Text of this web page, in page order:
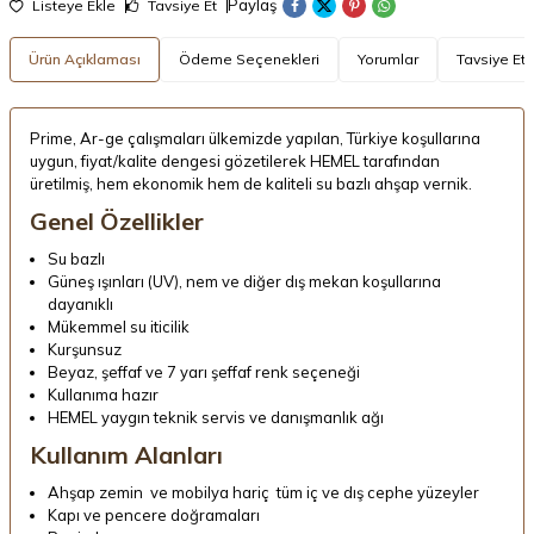
Listeye Ekle Tavsiye Et Paylaş
Ürün Açıklaması Ödeme Seçenekleri Yorumlar Tavsiye Et
Prime, Ar-ge çalışmaları ülkemizde yapılan, Türkiye koşullarına
uygun, fiyat/kalite dengesi gözetilerek HEMEL tarafından
üretilmiş, hem ekonomik hem de kaliteli su bazlı ahşap vernik.
Genel Özellikler
Su bazlı
Güneş ışınları (UV), nem ve diğer dış mekan koşullarına
dayanıklı
Mükemmel su iticilik
Kurşunsuz
Beyaz, şeffaf ve 7 yarı şeffaf renk seçeneği
Kullanıma hazır
HEMEL yaygın teknik servis ve danışmanlık ağı
Kullanım Alanları
Ahşap zemin ve mobilya hariç tüm iç ve dış cephe yüzeyler
Kapı ve pencere doğramaları